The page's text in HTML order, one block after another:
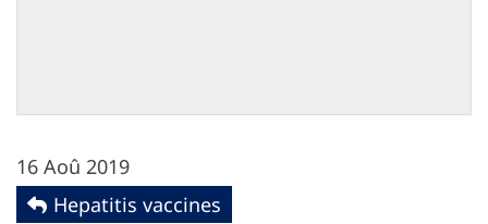
16 Aoû 2019
Hepatitis vaccines